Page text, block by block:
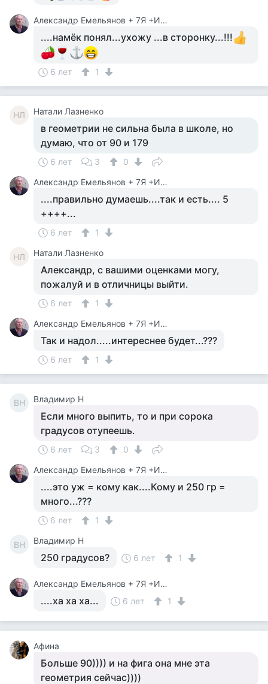
Александр Емельянов + 7Я +Инструктор Туризма
....намёк понял...ухожу ...в сторонку...!!!
6 лет 1
НЛ Натали Лазненко
в геометрии не сильна была в школе, но
думаю, что от 90 и 179
6 лет 3
0
Александр Емельянов + 7Я +Инструктор Туризма
....правильно думаешь....так и есть.... 5
++++...
6 лет 1
НЛ Натали Лазненко
Александр, с вашими оценками могу,
пожалуй и в отличницы выйти.
6 лет
1
Александр Емельянов + 7Я +Инструктор Туризма
Так и надол.....интереснее будет...???
6 лет 1
ВН Владимир Н
Если много выпить, то и при сорока
градусов отупеешь.
6 лет 3
0
Александр Емельянов + 7Я +Инструктор Туризма
....это уж = кому как....Кому и 250 гр =
много...???
6 лет 1
ВН Владимир Н
250 градусов? 6 лет 1
Александр Емельянов + 7Я +Инструктор Туризма
....ха ха ха... 6 лет 1
Афина
Больше 90)))) и на фига она мне эта
геометрия сейчас))))